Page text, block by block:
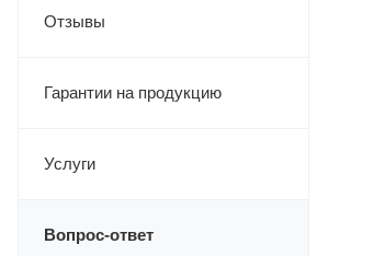
Отзывы
Гарантии на продукцию
Услуги
Вопрос-ответ